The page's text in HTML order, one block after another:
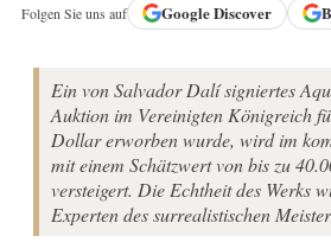
Folgen Sie uns auf GoogleDiscover
Ein von Salvador Dalí signiertes
Auktion im Vereinigten Königreich
Dollar erworben wurde, wird im
mit einem Schätzwert von bis zu
versteigert. Die Echtheit des Werks
Experten des surrealistischen